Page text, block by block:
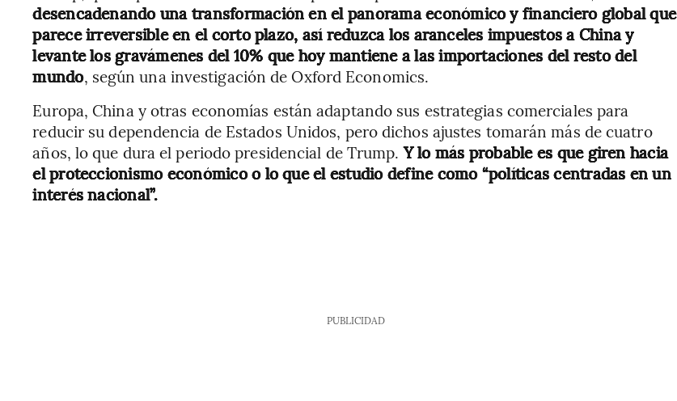
desencadenando una transformación en el panorama económico y financiero global que
parece irreversible en el corto plazo, así reduzca los aranceles impuestos a China y
levante los gravámenes del 10% que hoy mantiene a las importaciones del resto del
mundo, según una investigación de Oxford Economics.
Europa, China y otras economías están adaptando sus estrategias comerciales para
reducir su dependencia de Estados Unidos, pero dichos ajustes tomarán más de cuatro
años, lo que dura el periodo presidencial de Trump.Y lo más probable es que giren hacia
el proteccionismo económico o lo que el estudio define como “políticas centradas en un
interés nacional”.
PUBLICIDAD